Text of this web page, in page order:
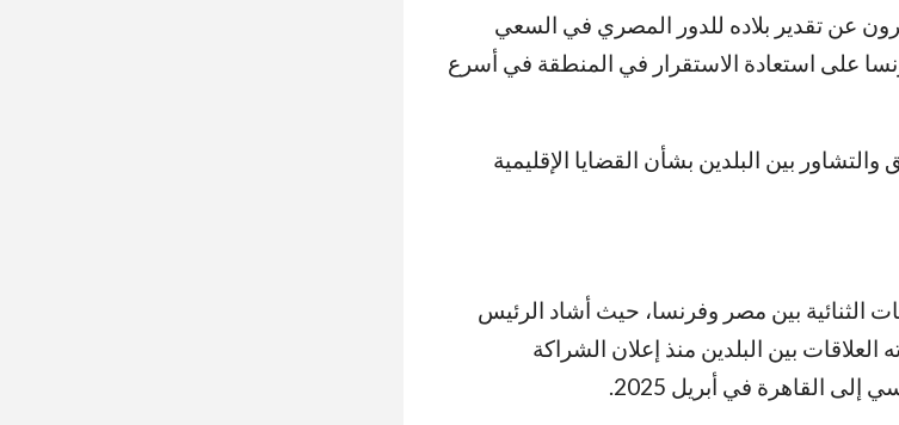
عن تقدير بلاده للدور المصري في السعي
على استعادة الاستقرار في المنطقة في أسرع
بين البلدين بشأن القضايا الإقليمية
الثنائية بين مصر وفرنسا، حيث أشاد الرئيس
بين البلدين منذ إعلان الشراكة
القاهرة في أبريل 2025.